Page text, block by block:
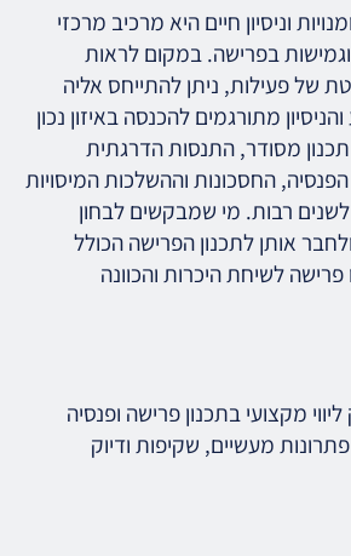
וניסיון חיים היא מרכיב מרכזי
וגמישות בפרישה. במקום לראות
של פעילות, ניתן להתייחס אליה
מתורגמים להכנסה באיזון נכון
תכנון מסודר, התנסות הדרגתית
החסכונות וההשלכות המיסויות
רבות. מי שמבקשים לבחון
אותן לתכנון הפרישה הכולל
לשיחת היכרות והכוונה
מקצועי בתכנון פרישה ופנסיה
מעשיים, שקיפות ודיוק